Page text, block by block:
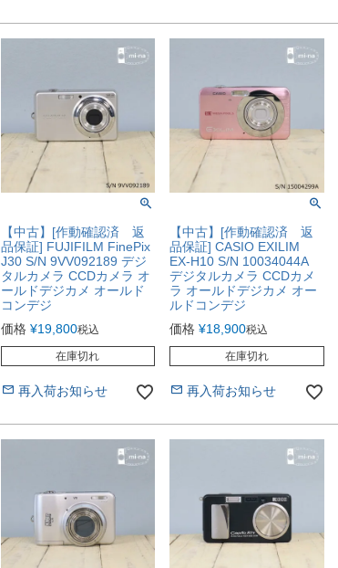
【中古】[作動確認済 返
品保証] FUJIFILM FinePix
J30 S/N 9VV092189 デジ
タルカメラ CCDカメラ オ
ールドデジカメ オールド
コンデジ
価格 ¥19,800税込
在庫切れ
再入荷お知らせ
【中古】[作動確認済 返
品保証] CASIO EXILIM
EX-H10 S/N 10034044A
デジタルカメラ CCDカメ
ラ オールドデジカメ オー
ルドコンデジ
価格 ¥18,900税込
在庫切れ
再入荷お知らせ